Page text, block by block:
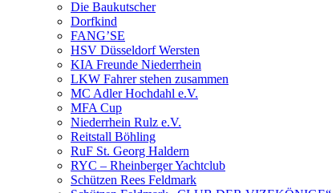
Die Baukutscher
Dorfkind
FANG’SE
HSV Düsseldorf Wersten
KIA Freunde Niederrhein
LKW Fahrer stehen zusammen
MC Adler Hochdahl e.V.
MFA Cup
Niederrhein Rulz e.V.
Reitstall Böhling
RuF St. Georg Haldern
RYC – Rheinberger Yachtclub
Schützen Rees Feldmark